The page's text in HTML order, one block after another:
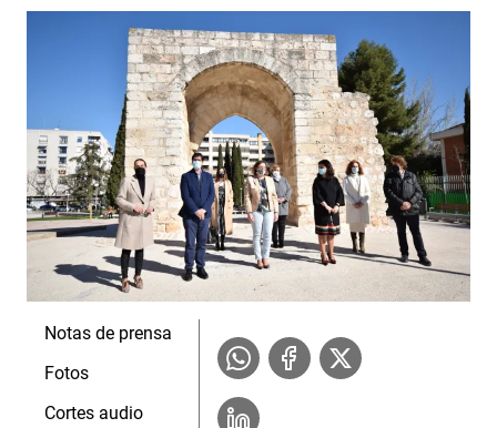
Notas de prensa
Fotos
Cortes audio